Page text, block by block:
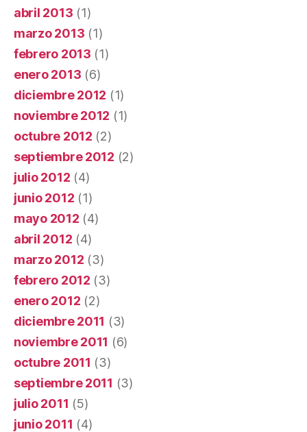
abril 2013 (1)
marzo 2013 (1)
febrero 2013 (1)
enero 2013 (6)
diciembre 2012 (1)
noviembre 2012 (1)
octubre 2012 (2)
septiembre 2012 (2)
julio 2012 (4)
junio 2012 (1)
mayo 2012 (4)
abril 2012 (4)
marzo 2012 (3)
febrero 2012 (3)
enero 2012 (2)
diciembre 2011 (3)
noviembre 2011 (6)
octubre 2011 (3)
septiembre 2011 (3)
julio 2011 (5)
junio 2011 (4)